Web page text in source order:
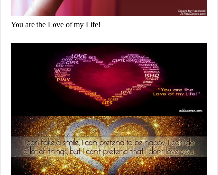
You are the Love of my Life!